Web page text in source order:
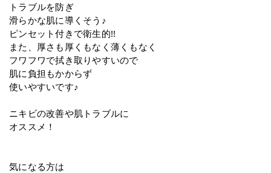
トラブルを防ぎ
滑らかな肌に導くそう♪
ピンセット付きで衛生的!!
また、厚さも厚くもなく薄くもなく
フワフワで拭き取りやすいので
肌に負担もかからず
使いやすいです♪
ニキビの改善や肌トラブルに
オススメ！
気になる方は